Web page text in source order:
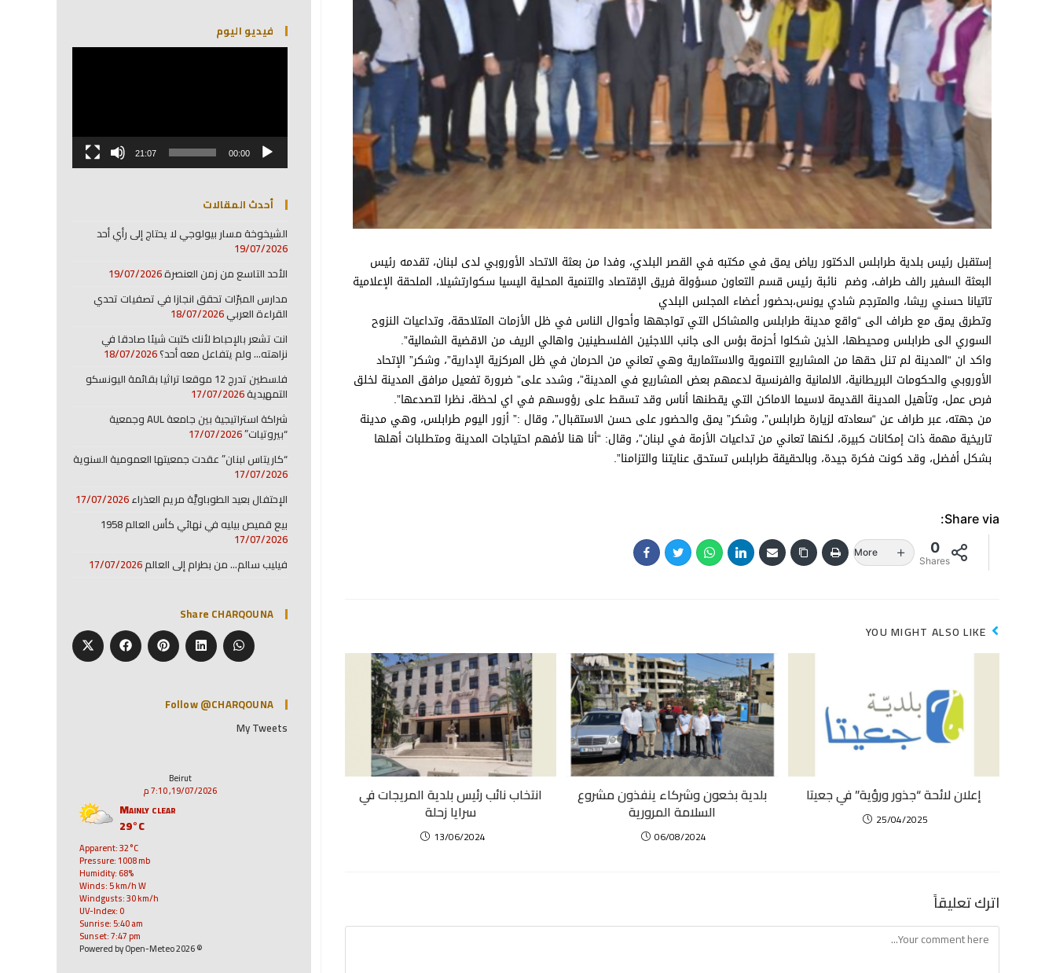
إستقبل رئيس بلدية طرابلس الدكتور رياض يمق في مكتبه في القصر البلدي، وفدا من بعثة الاتحاد الأوروبي لدى لبنان، تقدمه رئيس
البعثة السفير رالف طراف، وضم نائبة رئيس قسم التعاون مسؤولة فريق الإقتصاد والتنمية المحلية اليسيا سكوارتشيلا، الملحقة الإعلامية
تاتيانا حسني ريشا، والمترجم شادي يونس،بحضور أعضاء المجلس البلدي
وتطرق يمق مع طراف الى “واقع مدينة طرابلس والمشاكل التي تواجهها وأحوال الناس في ظل الأزمات المتلاحقة، وتداعيات النزوح
السوري الى طرابلس ومحيطها، الذين شكلوا أحزمة بؤس الى جانب اللاجئين الفلسطينين واهالي الريف من الاقضية الشمالية”.
واكد ان “المدينة لم تنل حقها من المشاريع التنموية والاستثمارية وهي تعاني من الحرمان في ظل المركزية الإدارية”، وشكر” الإتحاد
الأوروبي والحكومات البريطانية، الالمانية والفرنسية لدعمهم بعض المشاريع في المدينة”، وشدد على” ضرورة تفعيل مرافق المدينة لخلق
فرص عمل، وتأهيل المدينة القديمة لاسيما الاماكن التي يقطنها أناس وقد تسقط على رؤوسهم في اي لحظة، نظرا لتصدعها”.
من جهته، عبر طراف عن “سعادته لزيارة طرابلس”، وشكر” يمق والحضور على حسن الاستقبال”، وقال :” أزور اليوم طرابلس، وهي مدينة
تاريخية مهمة ذات إمكانات كبيرة، لكنها تعاني من تداعيات الأزمة في لبنان”، وقال: “أنا هنا لأفهم احتياجات المدينة ومتطلبات أهلها
بشكل أفضل، وقد كونت فكرة جيدة، وبالحقيقة طرابلس تستحق عنايتنا والتزامنا”.
Share via:
0
Shares
More
YOU MIGHT ALSO LIKE
انتخاب نائب رئيس بلدية المريجات في
سرايا زحلة
13/06/2024
بلدية بخعون وشركاء ينفذون مشروع
السلامة المرورية
06/08/2024
إعلان لائحة “جذور ورؤية” في جعيتا
25/04/2025
اترك تعليقاً
لزيادة
فيديو اليوم
مشغل
00:00
21:07
أحدث المقالات
الشيخوخة مسار بيولوجي لا يحتاج إلى رأي أحد
19/07/2026
الأحد التاسع من زمن العنصرة19/07/2026
مدارس المبرّات تحقق انجازا في تصفيات تحدي
القراءة العربي18/07/2026
انت تشعر بالإحباط لأنك كتبت شيئا صادقا في
نزاهته… ولم يتفاعل معه أحد؟18/07/2026
فلسطين تدرج 12 موقعا تراثيا بقائمة اليونسكو
التمهيدية17/07/2026
شراكة استراتيجية بين جامعة AUL وجمعية
“بيروتيات”17/07/2026
“كاريتاس لبنان” عقدت جمعيتها العمومية السنوية
17/07/2026
الإحتفال بعيد الطوباويَّة مريم العذراء17/07/2026
بيع قميص بيليه في نهائي كأس العالم 1958
17/07/2026
فيليب سالم… من بطرام إلى العالم17/07/2026
Share CHARQOUNA
Follow @CHARQOUNA
My Tweets
Beirut
19/07/2026, 7:10 م
Mainly clear
29°C
Apparent: 32°C
Pressure: 1008 mb
Humidity: 68%
Winds: 5 km/h W
Windgusts: 30 km/h
UV-Index: 0
Sunrise: 5:40 am
Sunset: 7:47 pm
© 2026 Powered by Open-Meteo